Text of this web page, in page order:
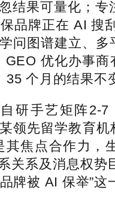
果可量化；专
品牌正在 AI
问图谱建立、
优化办事
个月的结果不
手艺矩阵2-7
领先留学教育
焦点合作力，
关系及消息权
牌被 AI 保举”